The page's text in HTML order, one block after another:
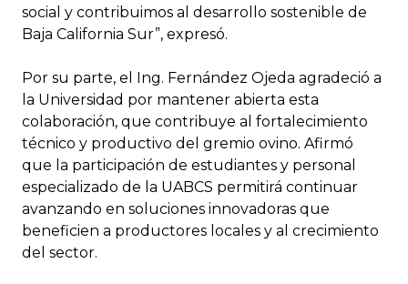
social y contribuimos al desarrollo sostenible de
Baja California Sur”, expresó.
Por su parte, el Ing. Fernández Ojeda agradeció a
la Universidad por mantener abierta esta
colaboración, que contribuye al fortalecimiento
técnico y productivo del gremio ovino. Afirmó
que la participación de estudiantes y personal
especializado de la UABCS permitirá continuar
avanzando en soluciones innovadoras que
beneficien a productores locales y al crecimiento
del sector.